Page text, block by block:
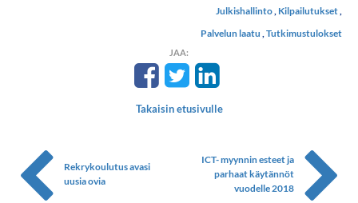
Julkishallinto, Kilpailutukset,
Palvelun laatu ,Tutkimustulokset
JAA:
Takaisin etusivulle
Rekrykoulutus avasi
uusia ovia
ICT- myynnin esteet ja
parhaat käytännöt
vuodelle 2018